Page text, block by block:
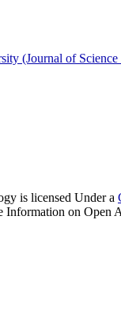
(Journal of
is licensed Under a
on Open